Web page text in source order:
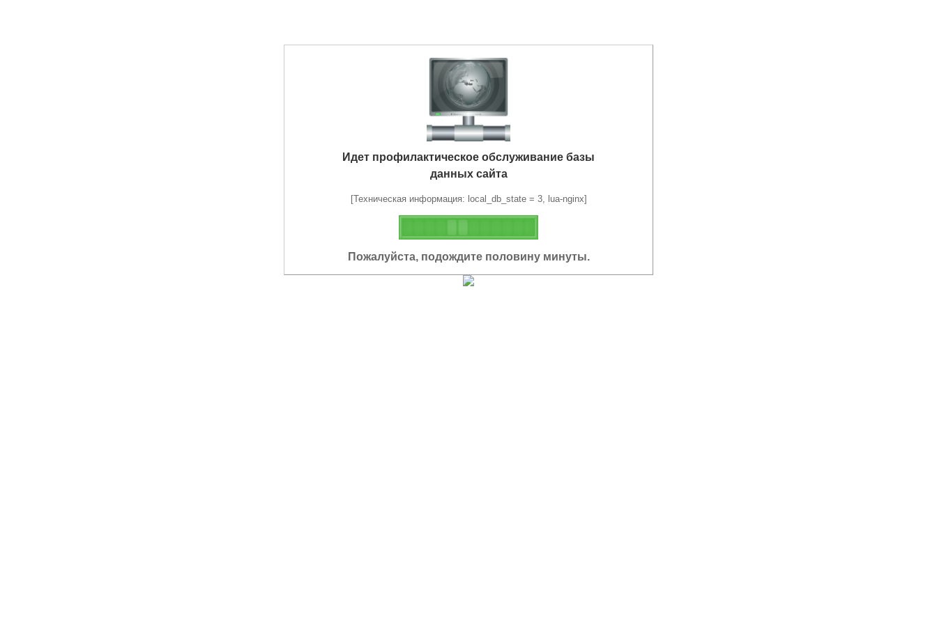
Идет профилактическое обслуживание базы
данных сайта
[Техническая информация: local_db_state = 3, lua-nginx]
Пожалуйста, подождите половину минуты.